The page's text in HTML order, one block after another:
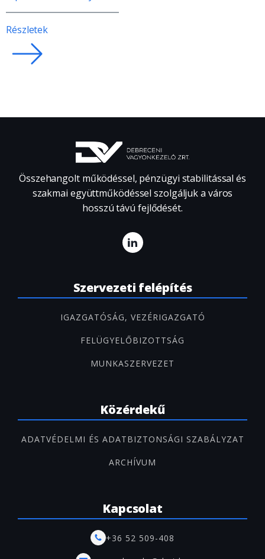
Részletek
Összehangolt működéssel, pénzügyi stabilitással és
szakmai együttműködéssel szolgáljuk a város
hosszú távú fejlődését.
Szervezeti felépítés
IGAZGATÓSÁG, VEZÉRIGAZGATÓ
FELÜGYELŐBIZOTTSÁG
MUNKASZERVEZET
Közérdekű
ADATVÉDELMI ÉS ADATBIZTONSÁGI SZABÁLYZAT
ARCHÍVUM
Kapcsolat
+36 52 509-408